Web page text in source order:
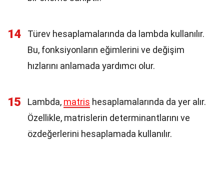
14
Türev hesaplamalarında da lambda kullanılır.
Bu, fonksiyonların eğimlerini ve değişim
hızlarını anlamada yardımcı olur.
15 Lambda, matris hesaplamalarında da yer alır.
Özellikle, matrislerin determinantlarını ve
özdeğerlerini hesaplamada kullanılır.